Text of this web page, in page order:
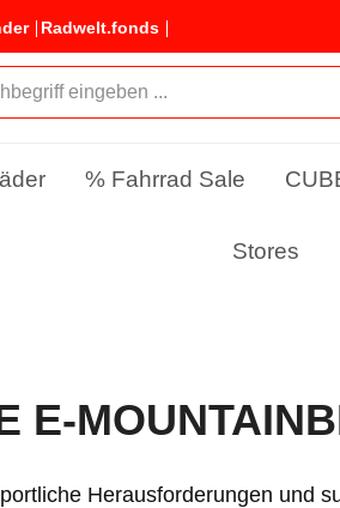
Radwelt.fonds
% Fahrrad Sale
Stores
E-
Herausforderungen und